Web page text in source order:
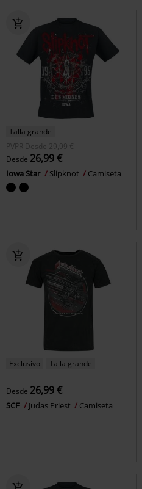
Talla grande
PVPR
Desde 29,99 €
Desde 26,99 €
Iowa Star Slipknot Camiseta
Exclusivo Talla grande
Desde 26,99 €
SCF Judas Priest Camiseta